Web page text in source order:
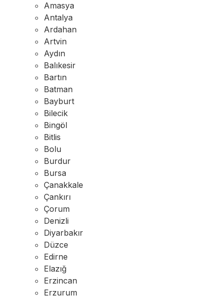
Amasya
Antalya
Ardahan
Artvin
Aydın
Balıkesir
Bartın
Batman
Bayburt
Bilecik
Bingöl
Bitlis
Bolu
Burdur
Bursa
Çanakkale
Çankırı
Çorum
Denizli
Diyarbakır
Düzce
Edirne
Elazığ
Erzincan
Erzurum